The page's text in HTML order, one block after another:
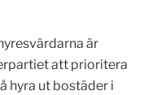
är
att prioritera
hyra ut bostäder i